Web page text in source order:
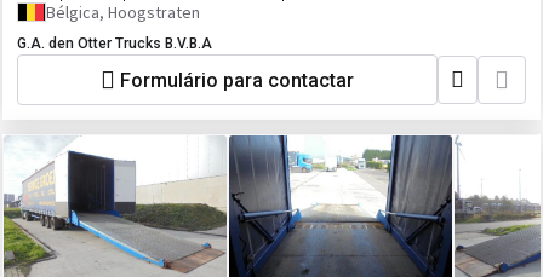
Bélgica, Hoogstraten
G.A. den Otter Trucks B.V.B.A
Formulário para contactar